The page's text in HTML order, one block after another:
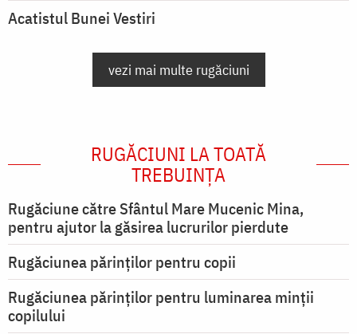
Acatistul Bunei Vestiri
vezi mai multe rugăciuni
RUGĂCIUNI LA TOATĂ
TREBUINȚA
Rugăciune către Sfântul Mare Mucenic Mina,
pentru ajutor la găsirea lucrurilor pierdute
Rugăciunea părinților pentru copii
Rugăciunea părinților pentru luminarea minţii
copilului